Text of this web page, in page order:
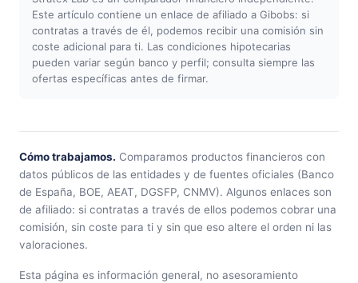
Este artículo contiene un enlace de afiliado a Gibobs: si
contratas a través de él, podemos recibir una comisión sin
coste adicional para ti. Las condiciones hipotecarias
pueden variar según banco y perfil; consulta siempre las
ofertas específicas antes de firmar.
Cómo trabajamos. Comparamos productos financieros con
datos públicos de las entidades y de fuentes oficiales (Banco
de España, BOE, AEAT, DGSFP, CNMV). Algunos enlaces son
de afiliado: si contratas a través de ellos podemos cobrar una
comisión, sin coste para ti y sin que eso altere el orden ni las
valoraciones.
Esta página es información general, no asesoramiento